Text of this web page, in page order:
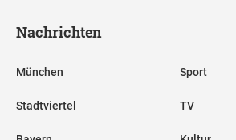
Nachrichten
München
Stadtviertel
Sport
TV